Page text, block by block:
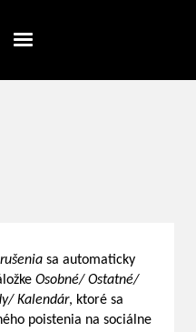
Humanet
sa automaticky
Osobné/ Ostatné/
Kalendár, ktoré sa
poistenia na sociálne